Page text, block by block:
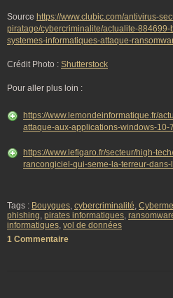
Source https://www.clubic.com/antivirus-
piratage/cybercriminalite/actualite-
systemes-informatiques-attaque-
Crédit Photo : Shutterstock
Pour aller plus loin :
https://www.lemondeinformatique.fr/
attaque-aux-applications-windows-10-
https://www.lefigaro.fr/secteur/high-
rancongiciel-qui-seme-la-terreur-
Tags : Bouygues, cybercriminalité,
phishing, pirates informatiques,
informatiques, vol de données
1 Commentaire